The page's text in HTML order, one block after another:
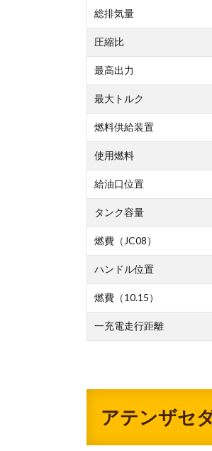
総排気量
圧縮比
最高出力
最大トルク
燃料供給装置
使用燃料
給油口位置
タンク容量
燃費（JC08）
ハンドル位置
燃費（10.15）
一充電走行距離
アテンザセ